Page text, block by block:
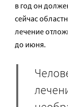
в год он
сейчас
лечение
до июня.